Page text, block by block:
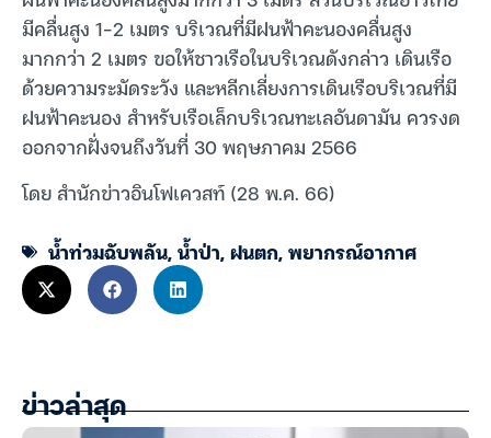
มีคลื่นสูง 1-2 เมตร บริเวณที่มีฝนฟ้าคะนองคลื่นสูง
มากกว่า 2 เมตร ขอให้ชาวเรือในบริเวณดังกล่าว เดินเรือ
ด้วยความระมัดระวัง และหลีกเลี่ยงการเดินเรือบริเวณที่มี
ฝนฟ้าคะนอง สำหรับเรือเล็กบริเวณทะเลอันดามัน ควรงด
ออกจากฝั่งจนถึงวันที่ 30 พฤษภาคม 2566
โดย สำนักข่าวอินโฟเควสท์ (28 พ.ค. 66)
น้ำท่วมฉับพลัน,น้ำป่า,ฝนตก,พยากรณ์อากาศ
ข่าวล่าสุด